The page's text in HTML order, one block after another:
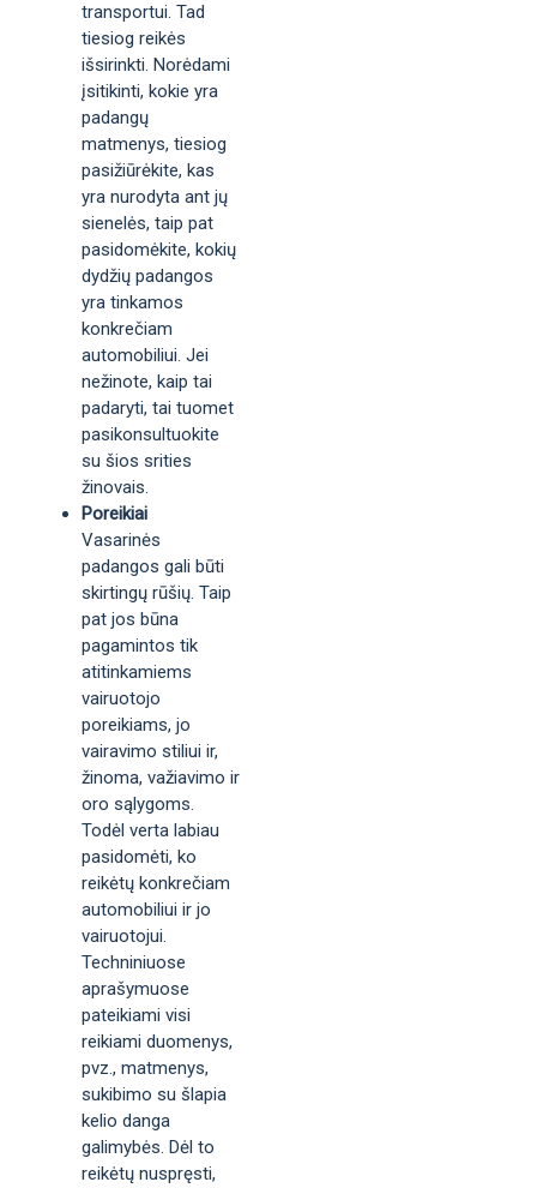
transportui. Tad
tiesiog reikės
išsirinkti. Norėdami
įsitikinti, kokie yra
padangų
matmenys, tiesiog
pasižiūrėkite, kas
yra nurodyta ant jų
sienelės, taip pat
pasidomėkite, kokių
dydžių padangos
yra tinkamos
konkrečiam
automobiliui. Jei
nežinote, kaip tai
padaryti, tai tuomet
pasikonsultuokite
su šios srities
žinovais.
Poreikiai
Vasarinės
padangos gali būti
skirtingų rūšių. Taip
pat jos būna
pagamintos tik
atitinkamiems
vairuotojo
poreikiams, jo
vairavimo stiliui ir,
žinoma, važiavimo ir
oro sąlygoms.
Todėl verta labiau
pasidomėti, ko
reikėtų konkrečiam
automobiliui ir jo
vairuotojui.
Techniniuose
aprašymuose
pateikiami visi
reikiami duomenys,
pvz., matmenys,
sukibimo su šlapia
kelio danga
galimybės. Dėl to
reikėtų nuspręsti,